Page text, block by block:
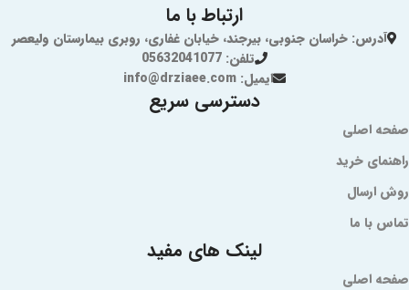
ارتباط با ما
آدرس: خراسان جنوبی، بیرجند، خیابان غفاری، روبری بیمارستان ولیعصر
تلفن: 05632041077
ایمیل: info@drziaee.com
دسترسی سریع
صفحه اصلی
راهنمای خرید
روش ارسال
تماس با ما
لینک های مفید
صفحه اصلی